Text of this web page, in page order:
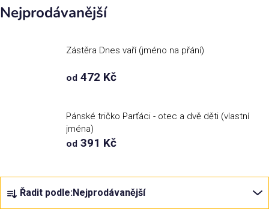
Oblečení
Nejprodávanější
Zástěra Dnes vaří (jméno na přání)
od 472 Kč
Pánské tričko Parťáci - otec a dvě děti (vlastní
jména)
od 391 Kč
Řadit podle:Nejprodávanější